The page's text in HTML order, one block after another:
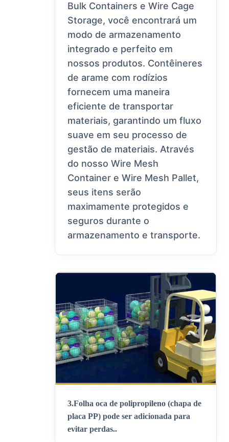
Bulk Containers e Wire Cage
Storage, você encontrará um
modo de armazenamento
integrado e perfeito em
nossos produtos. Contêineres
de arame com rodízios
fornecem uma maneira
eficiente de transportar
materiais, garantindo um fluxo
suave em seu processo de
gestão de materiais. Através
do nosso Wire Mesh
Container e Wire Mesh Pallet,
seus itens serão
maximamente protegidos e
seguros durante o
armazenamento e transporte.
3.Folha oca de polipropileno (chapa de
placa PP) pode ser adicionada para
evitar perdas..